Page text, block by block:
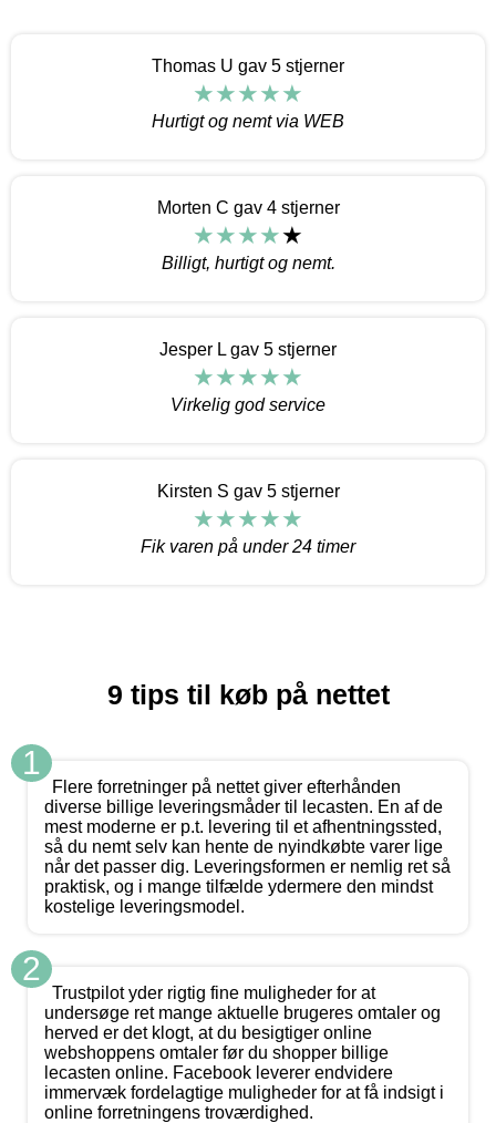
Thomas U gav 5 stjerner
Hurtigt og nemt via WEB
Morten C gav 4 stjerner
Billigt, hurtigt og nemt.
Jesper L gav 5 stjerner
Virkelig god service
Kirsten S gav 5 stjerner
Fik varen på under 24 timer
9 tips til køb på nettet
1
Flere forretninger på nettet giver efterhånden
diverse billige leveringsmåder til lecasten. En af de
mest moderne er p.t. levering til et afhentningssted,
så du nemt selv kan hente de nyindkøbte varer lige
når det passer dig. Leveringsformen er nemlig ret så
praktisk, og i mange tilfælde ydermere den mindst
kostelige leveringsmodel.
2
Trustpilot yder rigtig fine muligheder for at
undersøge ret mange aktuelle brugeres omtaler og
herved er det klogt, at du besigtiger online
webshoppens omtaler før du shopper billige
lecasten online. Facebook leverer endvidere
immervæk fordelagtige muligheder for at få indsigt i
online forretningens troværdighed.